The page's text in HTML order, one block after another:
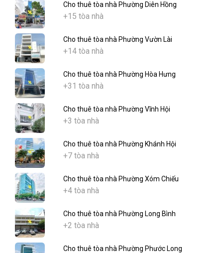
Cho thuê tòa nhà Phường Diên Hồng
+15 tòa nhà
Cho thuê tòa nhà Phường Vườn Lài
+14 tòa nhà
Cho thuê tòa nhà Phường Hòa Hưng
+31 tòa nhà
Cho thuê tòa nhà Phường Vĩnh Hội
+3 tòa nhà
Cho thuê tòa nhà Phường Khánh Hội
+7 tòa nhà
Cho thuê tòa nhà Phường Xóm Chiếu
+4 tòa nhà
Cho thuê tòa nhà Phường Long Bình
+2 tòa nhà
Cho thuê tòa nhà Phường Phước Long